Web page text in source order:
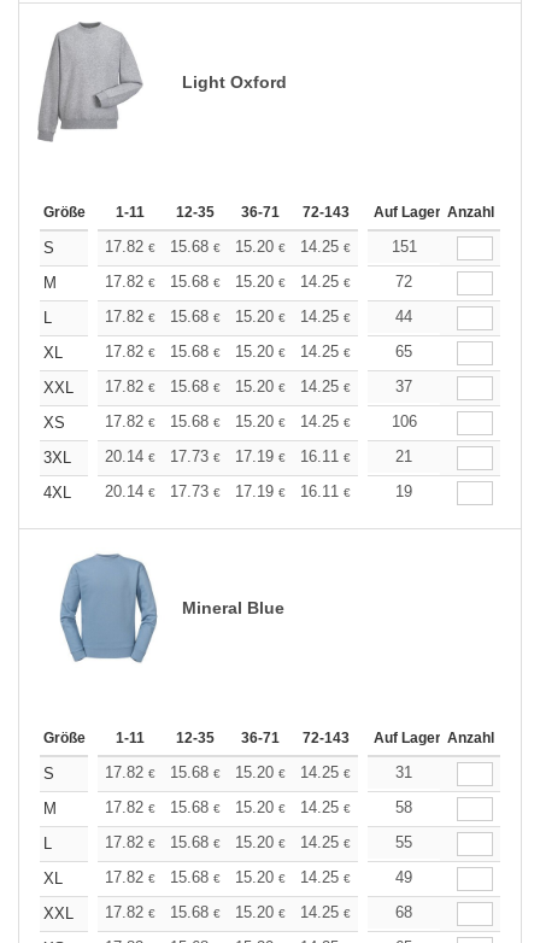
Light Oxford
Größe 1-11 12-35 36-71 72-143 144-287 288 +
Auf Lager Anzahl
S 17.82 € 15.68 € 15.20 € 14.25 € 13.54€
151
M
17.82 € 15.68 € 15.20 € 14.25 € 13.54€
72
L
17.82 € 15.68 € 15.20 € 14.25 € 13.54€
44
XL
17.82 € 15.68 € 15.20 € 14.25 € 13.54€
65
XXL
17.82 € 15.68 € 15.20 € 14.25 € 13.54€
37
XS
17.82 € 15.68 € 15.20 € 14.25 € 13.54€
106
3XL
20.14 € 17.73 € 17.19 € 16.11 € 15.31€
21
4XL
20.14 € 17.73 € 17.19 € 16.11 € 15.31€
19
Mineral Blue
Größe 1-11 12-35 36-71 72-143 144-287 288 +
Auf Lager Anzahl
S 17.82 € 15.68 € 15.20 € 14.25 € 13.54€
31
M
17.82 € 15.68 € 15.20 € 14.25 € 13.54€
58
L
17.82 € 15.68 € 15.20 € 14.25 € 13.54€
55
XL
17.82 € 15.68 € 15.20 € 14.25 € 13.54€
49
XXL
17.82 € 15.68 € 15.20 € 14.25 € 13.54€
68